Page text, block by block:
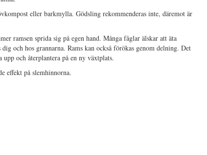
eller barkmylla. Gödsling rekommenderas inte, däremot är
ramsen sprida sig på egen hand. Många fåglar älskar att äta
och hos grannarna. Rams kan också förökas genom delning. Det
och återplantera på en ny växtplats.
effekt på slemhinnorna.